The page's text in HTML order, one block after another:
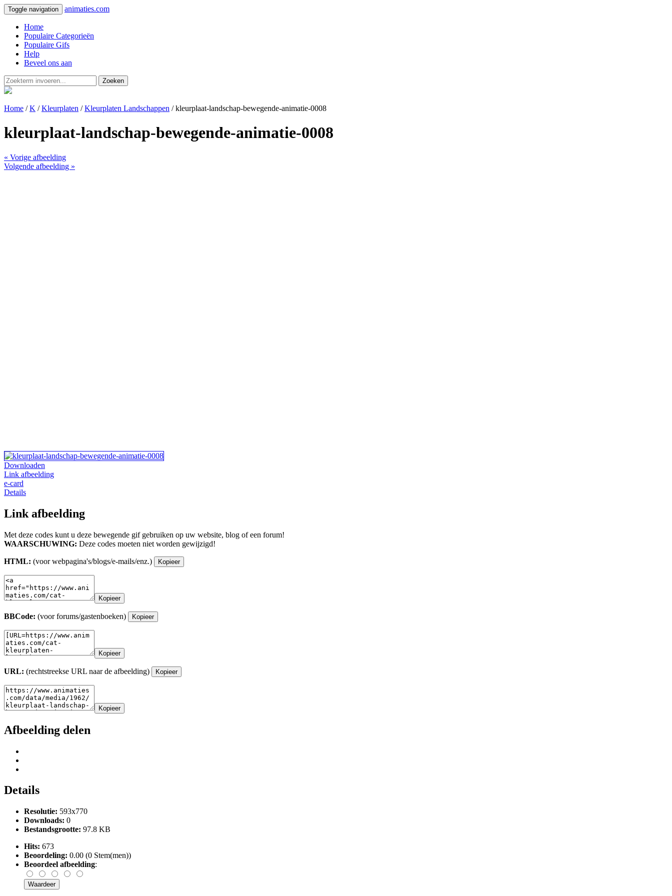
Toggle navigation animaties.com
Home
Populaire Categorieën
Populaire Gifs
Help
Beveel ons aan
Zoeken
Home /K /Kleurplaten /Kleurplaten Landschappen / kleurplaat-landschap-bewegende-animatie-0008
kleurplaat-landschap-bewegende-animatie-0008
« Vorige afbeelding
Volgende afbeelding »
Downloaden
Link afbeelding
e-card
Details
Link afbeelding
Met deze codes kunt u deze bewegende gif gebruiken op uw website, blog of een forum!
WAARSCHUWING: Deze codes moeten niet worden gewijzigd!
HTML: (voor webpagina's/blogs/e-mails/enz.) Kopieer
Kopieer
BBCode: (voor forums/gastenboeken) Kopieer
Kopieer
URL: (rechtstreekse URL naar de afbeelding) Kopieer
Kopieer
Afbeelding delen
Details
Resolutie: 593x770
Downloads: 0
Bestandsgrootte: 97.8 KB
Hits: 673
Beoordeling: 0.00 (0 Stem(men))
Beoordeel afbeelding: